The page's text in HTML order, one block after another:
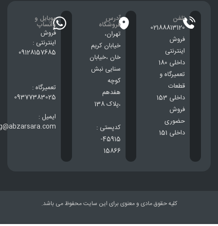
تلفن
02188813120
فروش
اینترنتی
داخلی 180
تعمیرگاه و
قطعات
داخلی 153
فروش
حضوری
داخلی 151
آدرس
فروشگاه
تهران،
خيابان كريم
خان ،خيابان
سنایی نبش
کوچه
هفدهم
،پلاک 138
کدپستی :
45915-
15866
موبایل و
واتساپ
فروش
اینترنتی :
09128157685
تعمیرگاه :
09377383025
ایمیل :
کلیه حقوق مادی و معنوی برای این سایت محفوظ می باشد.